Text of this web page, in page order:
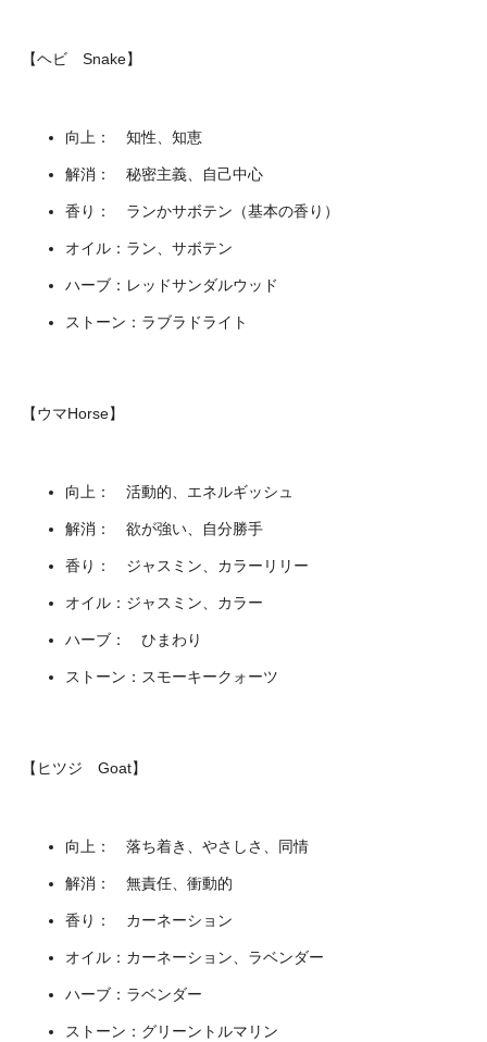
【ヘビ Snake】
向上： 知性、知恵
解消： 秘密主義、自己中心
香り： ランかサボテン（基本の香り）
オイル：ラン、サボテン
ハーブ：レッドサンダルウッド
ストーン：ラブラドライト
【ウマHorse】
向上： 活動的、エネルギッシュ
解消： 欲が強い、自分勝手
香り： ジャスミン、カラーリリー
オイル：ジャスミン、カラー
ハーブ： ひまわり
ストーン：スモーキークォーツ
【ヒツジ Goat】
向上： 落ち着き、やさしさ、同情
解消： 無責任、衝動的
香り： カーネーション
オイル：カーネーション、ラベンダー
ハーブ：ラベンダー
ストーン：グリーントルマリン